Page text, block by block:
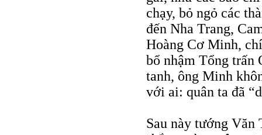
chạy, bỏ ngỏ các
đến Nha Trang,
Hoàng Cơ Minh,
bổ nhậm Tổng trấn
tanh, ông Minh
với ai: quân ta đã
Sau này tướng